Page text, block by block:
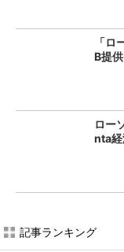
「
B提
ロー
nta経
記事ランキング